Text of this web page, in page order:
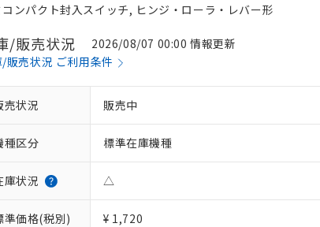
ンパクト封入スイッチ, ヒンジ・ローラ・レバー形
/販売状況
2026/08/07 00:00 情報更新
販売状況 ご利用条件
売状況 販売中
種区分 標準在庫機種
庫状況 △
準価格(税別) ¥ 1,720